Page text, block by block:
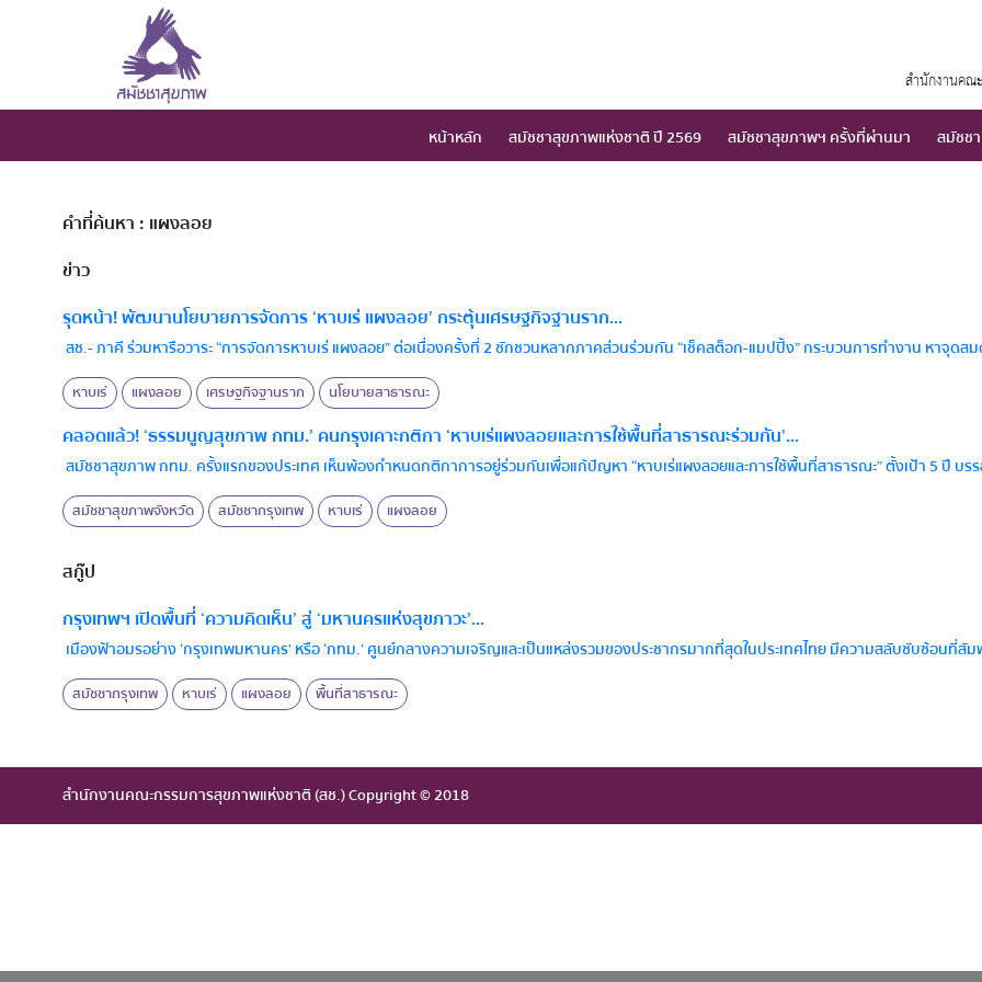
สำนักงานคณ
หน้าหลัก สมัชชาสุขภาพแห่งชาติ ปี 2569 สมัชชาสุขภาพฯ ครั้งที่ผ่านมา สมัชชา
คำที่ค้นหา : แผงลอย
ข่าว
รุดหน้า! พัฒนานโยบายการจัดการ ‘หาบเร่ แผงลอย’ กระตุ้นเศรษฐกิจฐานราก...
สช.- ภาคี ร่วมหารือวาระ “การจัดการหาบเร่ แผงลอย” ต่อเนื่องครั้งที่ 2 ชักชวนหลากภาคส่วนร่วมกัน “เช็คสต็อก-แมปปิ้ง” กระบวนการทำงาน หาจุดส
หาบเร่ แผงลอย เศรษฐกิจฐานราก นโยบายสาธารณะ
คลอดแล้ว! ‘ธรรมนูญสุขภาพ กทม.’ คนกรุงเคาะกติกา ‘หาบเร่แผงลอยและการใช้พื้นที่สาธารณะร่วมกัน’...
สมัชชาสุขภาพ กทม. ครั้งแรกของประเทศ เห็นพ้องกำหนดกติกาการอยู่ร่วมกันเพื่อแก้ปัญหา “หาบเร่แผงลอยและการใช้พื้นที่สาธารณะ” ตั้งเป้า 5 ปี บ
สมัชชาสุขภาพจังหวัด สมัชชากรุงเทพ หาบเร่ แผงลอย
สกู๊ป
กรุงเทพฯ เปิดพื้นที่ ‘ความคิดเห็น’ สู่ ‘มหานครแห่งสุขภาวะ’...
เมืองฟ้าอมรอย่าง ‘กรุงเทพมหานคร’ หรือ ‘กทม.’ ศูนย์กลางความเจริญและเป็นแหล่งรวมของประชากรมากที่สุดในประเทศไทย มีความสลับซับซ้อนที่
สมัชชากรุงเทพ หาบเร่ แผงลอย พื้นที่สาธารณะ
สำนักงานคณะกรรมการสุขภาพแห่งชาติ (สช.) Copyright © 2018